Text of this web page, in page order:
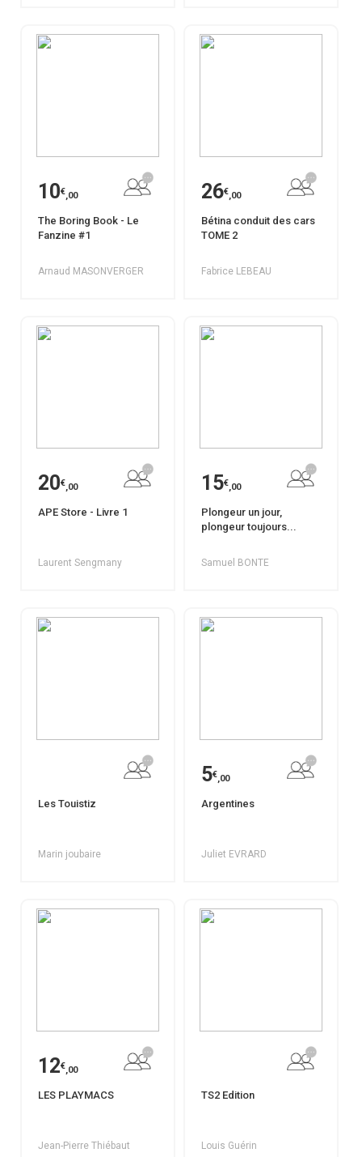
10€,00
The Boring Book - Le
Fanzine #1
Arnaud MASONVERGER
26€,00
Bétina conduit des cars
TOME 2
Fabrice LEBEAU
20€,00
APE Store - Livre 1
Laurent Sengmany
15€,00
Plongeur un jour,
plongeur toujours...
Samuel BONTE
Les Touistiz
Marin joubaire
5€,00
Argentines
Juliet EVRARD
12€,00
LES PLAYMACS
Jean-Pierre Thiébaut
TS2 Edition
Louis Guérin